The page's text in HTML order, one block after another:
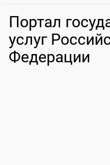
Портал
услуг
Федерации